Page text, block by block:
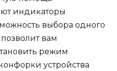
индикаторы
выбора одного
вам
режим
устройства